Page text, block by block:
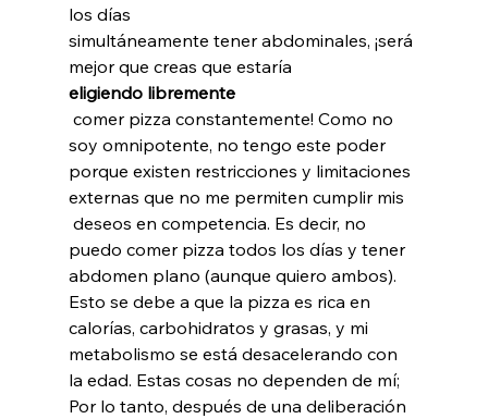
los días
simultáneamente tener abdominales, ¡será
mejor que creas que estaría
eligiendo libremente
soy omnipotente, no tengo este poder
porque existen restricciones y limitaciones
externas que no me permiten cumplir mis
puedo comer pizza todos los días y tener
abdomen plano (aunque quiero ambos).
Esto se debe a que la pizza es rica en
calorías, carbohidratos y grasas, y mi
metabolismo se está desacelerando con
la edad. Estas cosas no dependen de mí;
Por lo tanto, después de una deliberación